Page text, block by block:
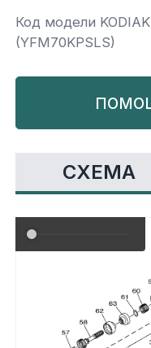
Yamaha
Ремни
Код модели
(YFM70KPSLS)
СХЕМА